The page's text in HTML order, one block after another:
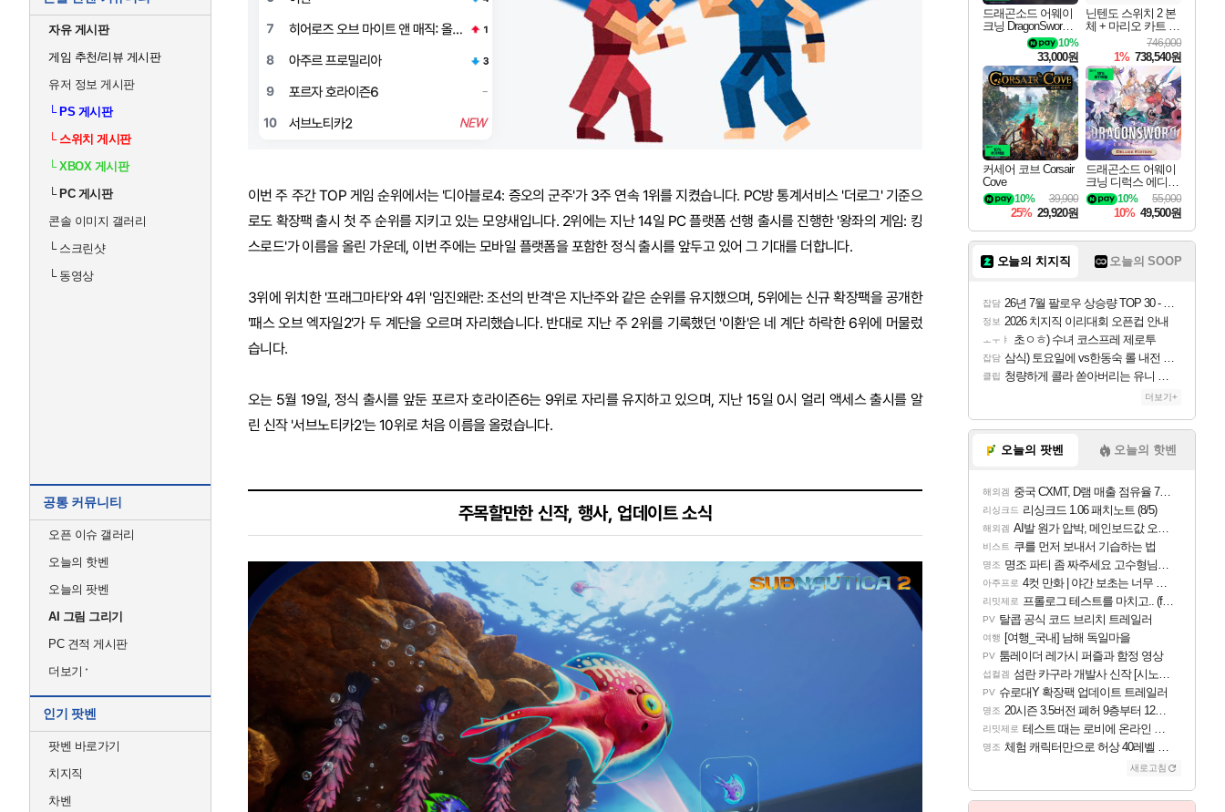
자유 게시판
게임 추천/리뷰 게시판
유저 정보 게시판
└PS 게시판
└스위치 게시판
└XBOX 게시판
└PC 게시판
콘솔 이미지 갤러리
└스크린샷
└동영상
공통 커뮤니티
오픈 이슈 갤러리
오늘의 핫벤
오늘의 팟벤
AI 그림 그리기
PC 견적 게시판
더보기
인기 팟벤
팟벤 바로가기
치지직
차벤
이번 주 주간 TOP 게임 순위에서는 '디아블로4: 증오의 군주'가 3주 연속 1위를 지켰습니다. PC방 통계서비스 '더로그' 기준으
로도 확장팩 출시 첫 주 순위를 지키고 있는 모양새입니다. 2위에는 지난 14일 PC 플랫폼 선행 출시를 진행한 '왕좌의 게임: 킹
스로드'가 이름을 올린 가운데, 이번 주에는 모바일 플랫폼을 포함한 정식 출시를 앞두고 있어 그 기대를 더합니다.
3위에 위치한 '프래그마타'와 4위 '임진왜란: 조선의 반격'은 지난주와 같은 순위를 유지했으며, 5위에는 신규 확장팩을 공개한
'패스 오브 엑자일2'가 두 계단을 오르며 자리했습니다. 반대로 지난 주 2위를 기록했던 '이환'은 네 계단 하락한 6위에 머물렀
습니다.
오는 5월 19일, 정식 출시를 앞둔 포르자 호라이즌6는 9위로 자리를 유지하고 있으며, 지난 15일 0시 얼리 액세스 출시를 알
린 신작 '서브노티카2'는 10위로 처음 이름을 올렸습니다.
주목할만한 신작, 행사, 업데이트 소식
드래곤소드 어웨이
크닝 DragonSword A
10%
33,000원
닌텐도 스위치 2 본
체 + 마리오 카트 월
746,000
1% 738,540원
커세어 코브 Corsair
Cove
39,900
10%
25% 29,920원
드래곤소드 어웨이
크닝 디럭스 에디션
DragonSword Awake
ning Deluxe Edition
55,000
10%
10% 49,500원
오늘의 치지직 오늘의 SOOP
잡담 26년 7월 팔로우 상승량 TOP 30 - 월간 치지직
정보 2026 치지직 이리대회 오픈컵 안내
ㅗㅜㅑ 초ㅇㅎ) 수녀 코스프레 제로투
잡담 삼식) 토요일에 vs한동숙 롤 내전 예정
클립 청량하게 콜라 쏟아버리는 유니 ㅋㅋㅋ
더보기+
오늘의 팟벤 오늘의 핫벤
해외겜 중국 CXMT, D램 매출 점유율 7%…글로벌 4위로 부상
리싱크드 리싱크드 1.06 패치노트 (8/5)
해외겜 AI발 원가 압박, 메인보드값 오르나
비스트 쿠를 먼저 보내서 기습하는 법
명조 명조 파티 좀 짜주세요 고수형님들…
아주프로 4컷 만화 | 야간 보초는 너무 힘들어
리밋제로 프롤로그 테스트를 마치고.. (feat. 리아)
PV 탈콥 공식 코드 브리치 트레일러
여행 [여행_국내] 남해 독일마을
PV 툼레이더 레가시 퍼즐과 함정 영상
섭컬겜 섬란 카구라 개발사 신작 [시노비 넥서스] 연내 출시 예정
PV 슈로대Y 확장팩 업데이트 트레일러
명조 20시즌 3.5버전 폐허 9층부터 12층까지 클리어 조합 | 죽음의 노래와 바닷속 폐허 |
리밋제로 테스트 때는 로비에 온라인 기능이 있는데
명조 체험 캐릭터만으로 허상 40레벨 하이와티아 5분 컷!｜에이메스·린네·모니에 명함
새로고침